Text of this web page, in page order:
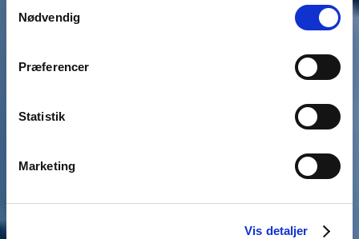
Nødvendig
Præferencer
Statistik
Marketing
Vis detaljer